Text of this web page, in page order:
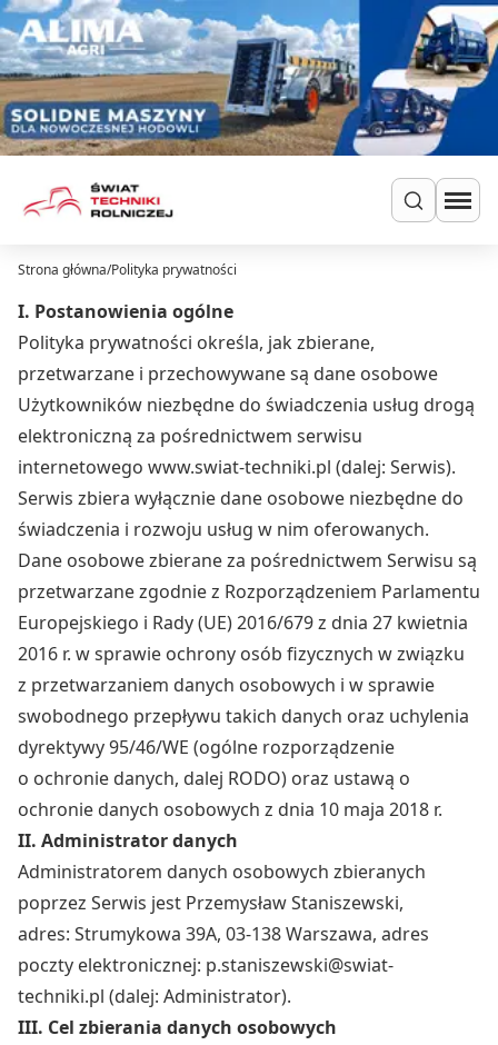
Przejdź do treści
Ciągniki
Ładowarki
Do zielonki
Dla hodowców
Uprawa
Siew i nawożenie
Ochrona i nawadnianie
Transport i przechowywanie
Do zbioru
Rolnictwo precyzyjne
Dealerzy
Ze świata techniki rolniczej
Strona główna/Polityka prywatności
I. Postanowienia ogólne
Polityka prywatności określa, jak zbierane,
przetwarzane i przechowywane są dane osobowe
Użytkowników niezbędne do świadczenia usług drogą
elektroniczną za pośrednictwem serwisu
internetowego www.swiat-techniki.pl (dalej: Serwis).
Serwis zbiera wyłącznie dane osobowe niezbędne do
świadczenia i rozwoju usług w nim oferowanych.
Dane osobowe zbierane za pośrednictwem Serwisu są
przetwarzane zgodnie z Rozporządzeniem Parlamentu
Europejskiego i Rady (UE) 2016/679 z dnia 27 kwietnia
2016 r. w sprawie ochrony osób fizycznych w związku
z przetwarzaniem danych osobowych i w sprawie
swobodnego przepływu takich danych oraz uchylenia
dyrektywy 95/46/WE (ogólne rozporządzenie
o ochronie danych, dalej RODO) oraz ustawą o
ochronie danych osobowych z dnia 10 maja 2018 r.
II. Administrator danych
Administratorem danych osobowych zbieranych
poprzez Serwis jest Przemysław Staniszewski,
adres: Strumykowa 39A, 03-138 Warszawa, adres
poczty elektronicznej: p.staniszewski@swiat-
techniki.pl (dalej: Administrator).
III. Cel zbierania danych osobowych